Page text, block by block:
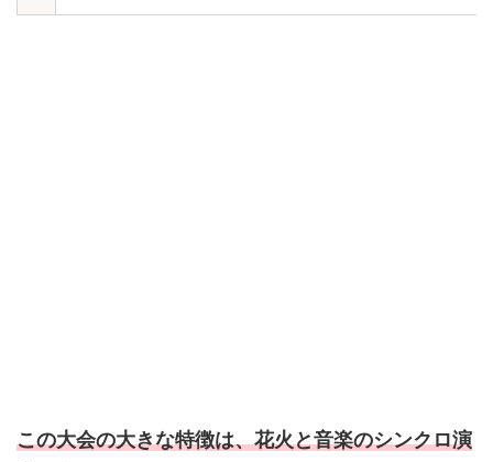
この大会の大きな特徴は、花火と音楽のシンクロ演